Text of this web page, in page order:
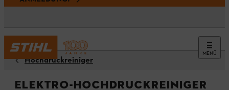
MENÜ
Hochdruckreiniger
Elektro-Hochdruckreiniger